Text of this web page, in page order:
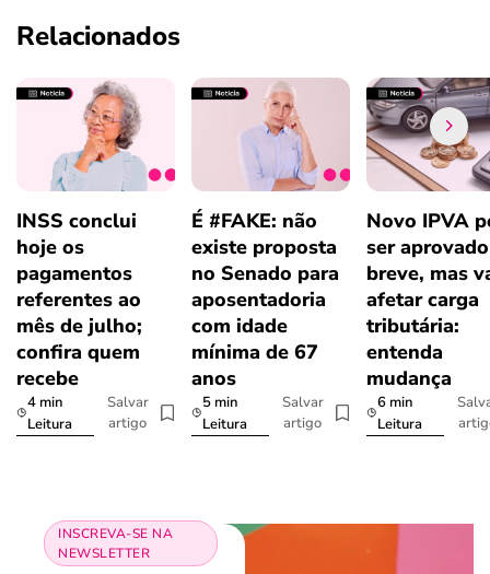
Relacionados
INSS conclui
hoje os
pagamentos
referentes ao
mês de julho;
confira quem
recebe
4 min
Leitura
Salvar
artigo
É #FAKE: não
existe proposta
no Senado para
aposentadoria
com idade
mínima de 67
anos
5 min
Leitura
Salvar
artigo
Novo IPVA
ser
breve, mas
afetar carga
tributária:
entenda
mudança
6 min
Leitura
INSCREVA-SE NA
NEWSLETTER